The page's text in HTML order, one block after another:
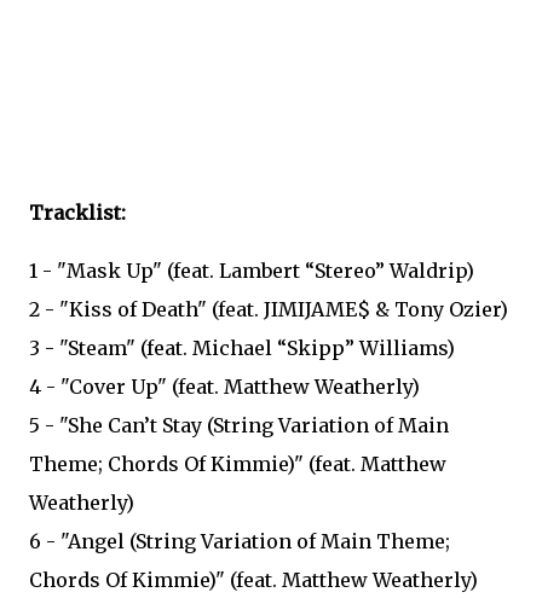
Tracklist:
1 - "Mask Up" (feat. Lambert “Stereo” Waldrip)
2 - "Kiss of Death" (feat. JIMIJAME$ & Tony Ozier)
3 - "Steam" (feat. Michael “Skipp” Williams)
4 - "Cover Up" (feat. Matthew Weatherly)
5 - "She Can’t Stay (String Variation of Main
Theme; Chords Of Kimmie)" (feat. Matthew
Weatherly)
6 - "Angel (String Variation of Main Theme;
Chords Of Kimmie)" (feat. Matthew Weatherly)